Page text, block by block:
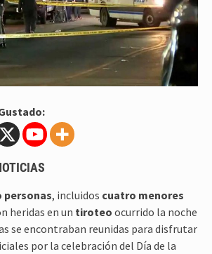
personas, incluidos cuatro menores
heridas en un tiroteo ocurrido la noche
se encontraban reunidas para disfrutar
por la celebración del Día de la